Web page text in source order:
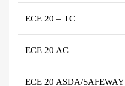
ECE 20 – TC
ECE 20 AC
ECE 20 ASDA/SAFEWAY